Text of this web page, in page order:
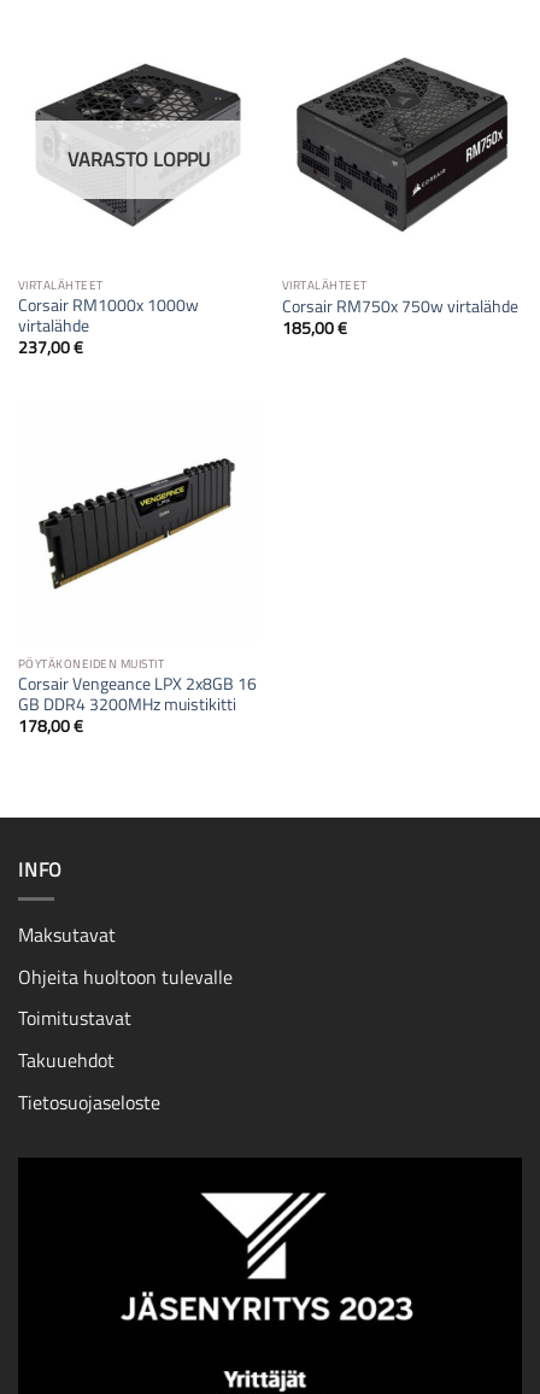
VARASTO LOPPU
VIRTALÄHTEET
Corsair RM1000x 1000w
virtalähde
237,00€
VIRTALÄHTEET
Corsair RM750x 750w virtalähde
185,00€
PÖYTÄKONEIDEN MUISTIT
Corsair Vengeance LPX 2x8GB 16
GB DDR4 3200MHz muistikitti
178,00€
INFO
Maksutavat
Ohjeita huoltoon tulevalle
Toimitustavat
Takuuehdot
Tietosuojaseloste